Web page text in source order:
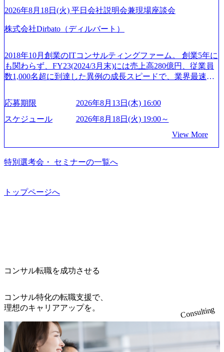
ページ (https://www.xspear.co.jp/career/interviews/) 戦略だけの
から”のコンサルの在り方 (https://www.businessinsider.jp/articl
を取得 (https://www.agara.co.jp/article/382811) シンプレクスと
Xspear Consultingが、東京都港区の行政手続き100%デジタル
化を支援 (https://www.afpbb.com/articles/-/3520247) 【未経験
流工程、先端技術を学べる環境 【コンサルファーム経験
者】 ・専門領域に軸足を置きながら、他領域にもチャレン
ジできる環境 ・タイトルアップでのオファー ・現職ファー
ムより高いオファー年収 ・実力主義でプロモーションでき
る（ダブルスキップもあり） ・週に1度のアサインｍｔｇで
こまめに社員のキャリアについて検討してもらえる。結
果、なりたいキャリアを反映できるｐｊにアサインしても
るため、エンジニアの視点からも協業しクライアントへ価
keto_kajita/)） 多様なメンバー、多様なプロジェクトによる
も関わらず、外資系戦略コンサルティングファームや総合
系コンサルティングファームをはじめ、メーカー、ITベン
チャー、外資系金融機関など多彩な出自で構成されてお
り、常に刺激を受けながらプロジェクトワークが可能 総合
コンサルティングファームの名の通り、全方位のクライア
ントに対して様々なプロジェクトが存在しており、手を上
ュ休暇は、規程で定める勤続年数ごとに、連続5日のリフレ
ッシュ休暇を取得できます。 【育児や子の看護、介護など
の制度】 育児休暇： 対象：小学校1年修了時の3月31日まで
日2時間15分まで、始業・終業時刻の繰り上げ・繰り下げが
可能 子の看護休暇： 子1人につき5日まで取得でき、1時間
単位で取得することも可能 家族看護休暇： 5日まで取得で
度など】 独身寮：富山事業所の近くに、白風寮と青風寮の2
つの寮があり、以下の入居基準を満たす方が入居可能で
す。 ＜入居基準＞ ・満33歳までの独身者 ・自宅から勤務地
までの通勤総時間が2時間を超えること 住宅手当： 本社の
なるため、入居基準を満たす女性には住宅手当を支給しま
による引っ越し費用は、会社が負担します。 2026年8月18日
※顔出しは不要です。ご質問頂く際のみ、顔出ししていた
となり、平均3000万～4000万の年収となる 内訳としては個
成活躍させるためのナレッジシェアおよび丁寧なOJTを欠か
19:30～ 所要時間 : 約1時間 2026年8月13日(木) 16:00 ＼応募
意思不問・業界未経験歓迎！／ M&A承継機構のビジョンや
業務内容、実際の働き方について詳しくお伝えするオンラ
イン説明会を開催いたします。 M&A業界に興味があり、ま
業界の情報を集めたい 働くイメージを具体的に知りたい M
&A業界にご興味がある方、転職を少しでもお考えの方はも
ちろん、情報収集をしたい方でも歓迎です。お気軽にご参
加ください。 当日は、質疑応答のお時間もご用意しており
ます。 是非、説明会にてお話できることを楽しみにしてお
ります。 説明会後にアンケート回答をお願いいたします。
オンライン(Google meets)
2026年8月18日(火) 平日会社説明会兼現場座談会
株式会社Dirbato（ディルバート）
2018年10月創業のITコンサルティングファーム。 創業5年に
も関わらず、FY23(2024/3月末)には売上高280億円、従業員
数1,000名超に到達した異例の成長スピードで、業界最速と
成⻑を遂げている。 現在コンサルティングファームでは外
資も含めて売上高TOP10にランクインしている。 主力事業
はITコンサルティング。幅広い業界の大企業を中心に、IT
支援している。 他方、インキュベーション事業を手掛けて
いるのも同社の特徴であり、 自社で新規事業開発も手掛け
つつ、複数社への出資～ハンズオン支援も行っている。 (参
ングファームや、Slerなどから優秀層が多数ジョイン。 http
ている。 <u>ワンプール制</u>を取っており、業界の枠に縛
り、<u>営業活動に工数を割かれることなくデリバリーに注
力可能</u> 従業員満足度を非常に重視しており、意にそぐ
わないプロジェクトにアサインされてしまった場合、半強
制的に別のプロジェクトに異動することが可能。その結
果、<u>退職率も10%程度</u>(他社平均は2～30%程度) 残業
時間は<u>平均30時間程度。</u>バリューが出ていないから
応募期限
2026年8月13日(木) 16:00
スケジュール
2026年8月18日(火) 19:00～
View More
特別選考会・ セミナーの一覧へ
トップページへ
コンサル転職を成功させる
コンサル特化の転職支援で、
理想のキャリアアップを。
Consulting